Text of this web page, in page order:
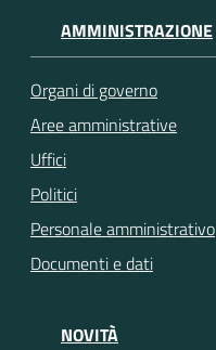
argomenti...
Seguici
su
AMMINISTRAZIONE
Organi di governo
Aree amministrative
Uffici
Politici
Personale amministrativo
Documenti e dati
NOVITÀ